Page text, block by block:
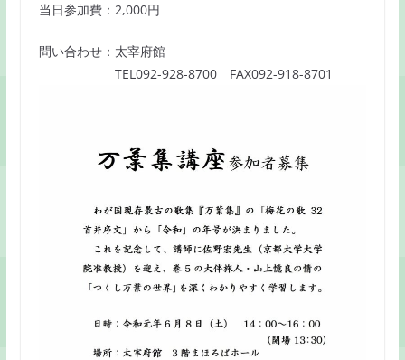
当日参加費：2,000円
問い合わせ：太宰府館
TEL092-928-8700 FAX092-918-8701